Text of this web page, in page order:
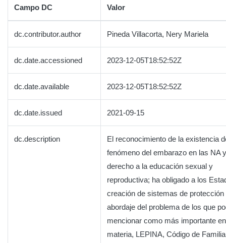
Campo DC Valor
dc.contributor.author Pineda Villacorta, Nery Mariela
dc.date.accessioned 2023-12-05T18:52:52Z
dc.date.available 2023-12-05T18:52:52Z
dc.date.issued 2021-09-15
dc.description
El reconocimiento de la existencia
fenómeno del embarazo en las NA
derecho a la educación sexual y
reproductiva; ha obligado a los
creación de sistemas de protección
abordaje del problema de los que
mencionar como más importante
materia, LEPINA, Código de